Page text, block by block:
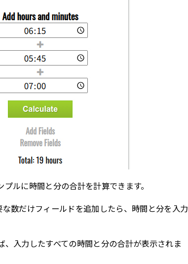
ルに時間と分の合計を計算できます。
数だけフィールドを追加したら、時間と分を入力
、入力したすべての時間と分の合計が表示されま